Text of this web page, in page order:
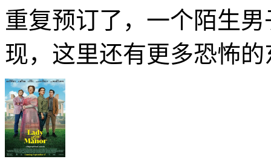
重复预订了，一个陌生
现，这里还有更多恐怖